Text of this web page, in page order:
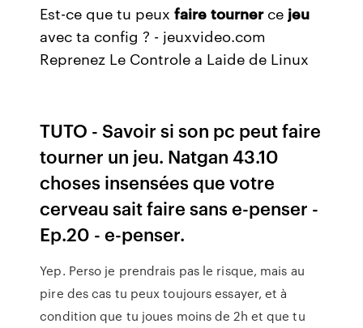
Est-ce que tu peuxfaire tournerce jeu
avec ta config ? - jeuxvideo.com
Reprenez Le Controle a Laide de Linux
TUTO - Savoir si son pc peut faire
tourner un jeu. Natgan 43.10
choses insensées que votre
cerveau sait faire sans e-penser -
Ep.20 - e-penser.
Yep. Perso je prendrais pas le risque, mais au
pire des cas tu peux toujours essayer, et à
condition que tu joues moins de 2h et que tu